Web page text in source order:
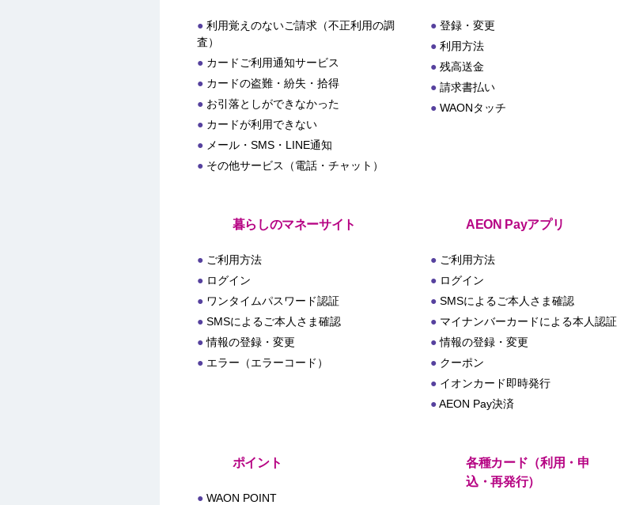
利用覚えのないご請求（不正利用の調
査）
カードご利用通知サービス
カードの盗難・紛失・拾得
お引落としができなかった
カードが利用できない
メール・SMS・LINE通知
その他サービス（電話・チャット）
登録・変更
利用方法
残高送金
請求書払い
WAONタッチ
暮らしのマネーサイト
ご利用方法
ログイン
ワンタイムパスワード認証
SMSによるご本人さま確認
情報の登録・変更
エラー（エラーコード）
AEON Payアプリ
ご利用方法
ログイン
SMSによるご本人さま確認
マイナンバーカードによる本人認証
情報の登録・変更
クーポン
イオンカード即時発行
AEON Pay決済
ポイント
WAON POINT
各種カード（利用・申
込・再発行）